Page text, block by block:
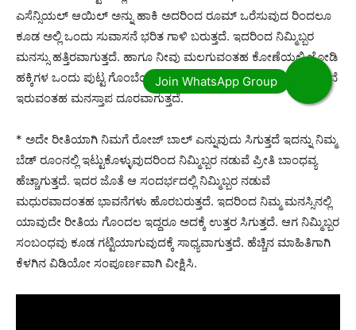
ಎಸೆನ್ಸಿಯಲ್ ಆಯಿಲ್ ಅನ್ನು ಹಾಕಿ ಅದರಿಂದ ರೂಮ್ ಒರೆಸುವುದ ರಿಂದಲೂ
ಕೂಡ ಅಲ್ಲಿ ಒಂದು ಸುವಾಸನೆ ಭರಿತ ಗಾಳಿ ಬರುತ್ತದೆ. ಇದರಿಂದ ನಿಮ್ಮಿಬ್ಬರ
ಮನಸ್ಸು ಹತ್ತಿರವಾಗುತ್ತದೆ. ಹಾಗೂ ನೀವು ಮಲಗುವಂತಹ ಕೋಣೆಯಲ್ಲಿ ಜೋಡಿ
ಹಕ್ಕಿಗಳ ಒಂದು ಪುಟ್ಟ ಗೊಂಬೆಯನ್ನು ಇಟ್ಟುಕೊಳ್ಳುವುದರಿಂದ ನಿಮ್ಮಿಬ್ಬರ ನಡುವೆ
ಇರುವಂತಹ ಮನಸ್ತಾಪ ದೂರವಾಗುತ್ತದೆ.
* ಅದೇ ರೀತಿಯಾಗಿ ನಿಮಗೆ ರೋಜ್ ಬಾಲ್ ಎನ್ನುವುದು ಸಿಗುತ್ತದೆ ಇದನ್ನು ನಿಮ್ಮ
ಬೆಡ್ ರೂಂನಲ್ಲಿ ಇಟ್ಟುಕೊಳ್ಳುವುದರಿಂದ ನಿಮ್ಮಿಬ್ಬರ ನಡುವೆ ಪ್ರೀತಿ ಬಾಂಧವ್ಯ
ಹೆಚ್ಚಾಗುತ್ತದೆ. ಇದರ ಜೊತೆ ಆ ಸಂದರ್ಭದಲ್ಲಿ ನಿಮ್ಮಿಬ್ಬರ ನಡುವೆ
ಮಧುರವಾದಂತಹ ಭಾವನೆಗಳು ಹೊರಬರುತ್ತದೆ. ಇದರಿಂದ ನಿಮ್ಮ ಮನಸ್ಸಿನಲ್ಲಿ
ಯಾವುದೇ ರೀತಿಯ ಗೊಂದಲ ಇದ್ದರೂ ಅದಕ್ಕೆ ಉತ್ತರ ಸಿಗುತ್ತದೆ. ಆಗ ನಿಮ್ಮಿಬ್ಬರ
ಸಂಬಂಧವು ಕೂಡ ಗಟ್ಟಿಯಾಗುವುದಕ್ಕೆ ಸಾಧ್ಯವಾಗುತ್ತದೆ. ಹೆಚ್ಚಿನ ಮಾಹಿತಿಗಾಗಿ
ಕೆಳಗಿನ ವಿಡಿಯೋ ಸಂಪೂರ್ಣವಾಗಿ ವೀಕ್ಷಿಸಿ.